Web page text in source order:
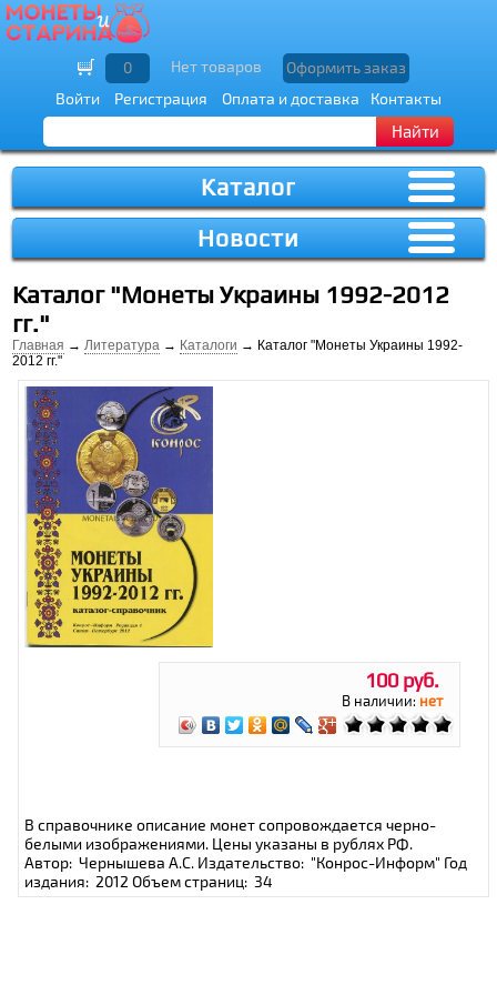
Войти Регистрация Оплата и доставка Контакты
Найти
0 Нет товаров Оформить заказ
Каталог
Новости
Каталог "Монеты Украины 1992-2012
гг."
Главная →Литература → Каталоги → Каталог "Монеты Украины 1992-
2012 гг."
100 руб.
В наличии: нет
В справочнике описание монет сопровождается черно-
белыми изображениями. Цены указаны в рублях РФ.
Автор: Чернышева А.С. Издательство: "Конрос-Информ" Год
издания: 2012 Объем страниц: 34